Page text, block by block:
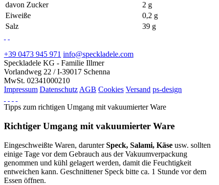
davon Zucker
2 g
Eiweiße
0,2 g
Salz
39 g
+39 0473 945 971 info@speckladele.com
Speckladele KG - Familie Illmer
Vorlandweg 22 / I-39017 Schenna
MwSt. 02341000210
Impressum Datenschutz AGB Cookies Versand ps-design
Tipps zum richtigen Umgang mit vakuumierter Ware
Richtiger Umgang mit vakuumierter Ware
Eingeschweißte Waren, darunterSpeck, Salami, Käse usw. sollten
einige Tage vor dem Gebrauch aus der Vakuumverpackung
genommen und kühl gelagert werden, damit die Feuchtigkeit
entweichen kann. Geschnittener Speck bitte ca. 1 Stunde vor dem
Essen öffnen.